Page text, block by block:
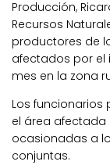
Producción,
Recursos
productores de
afectados por el
mes en la zona
Los funcionarios
el área afectada
ocasionadas a
conjuntas.